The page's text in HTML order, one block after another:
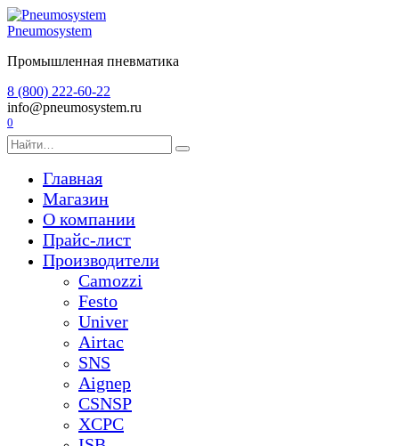
Перейти
к
Pneumosystem
Промышленная пневматика
8 (800) 222-60-22
info@pneumosystem.ru
0
Search
for:
Главная
Магазин
О компании
Прайс-лист
Производители
Camozzi
Festo
Univer
Airtac
SNS
Aignep
CSNSP
XCPC